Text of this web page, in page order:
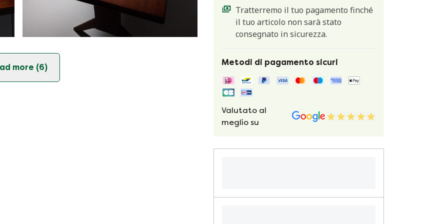
more (6)
Tratterremo il tuo pagamento finché
il tuo articolo non sarà stato
consegnato in sicurezza.
Metodi di pagamento sicuri
Valutato al
meglio su